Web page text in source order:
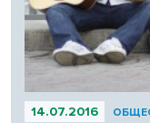
14.07.2016